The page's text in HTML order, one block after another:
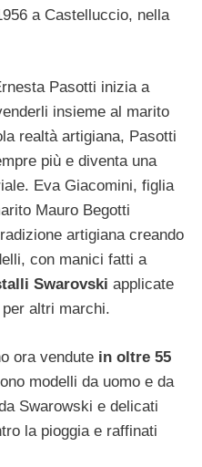
a Castelluccio, nella
Pasotti inizia a
insieme al marito
realtà artigiana, Pasotti
più e diventa una
Eva Giacomini, figlia
Mauro Begotti
artigiana creando
con manici fatti a
Swarovski applicate
altri marchi.
ora vendute in oltre 55
modelli da uomo e da
Swarowski e delicati
la pioggia e raffinati